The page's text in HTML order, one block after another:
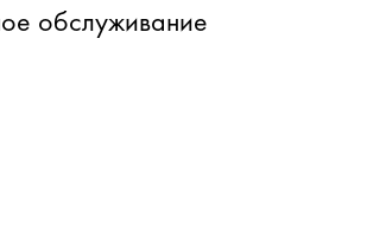
обслуживание